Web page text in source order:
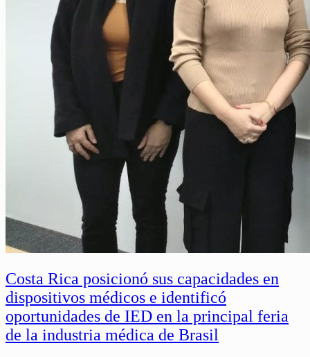
Costa Rica posicionó sus capacidades en
dispositivos médicos e identificó
oportunidades de IED en la principal feria
de la industria médica de Brasil